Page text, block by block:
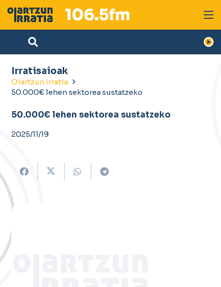
Irratisaioak
Oiartzun Irratia
50.000€ lehen sektorea sustatzeko
50.000€ lehen sektorea sustatzeko
2025/11/19